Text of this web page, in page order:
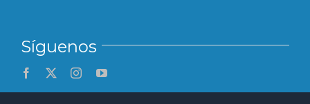
Síguenos